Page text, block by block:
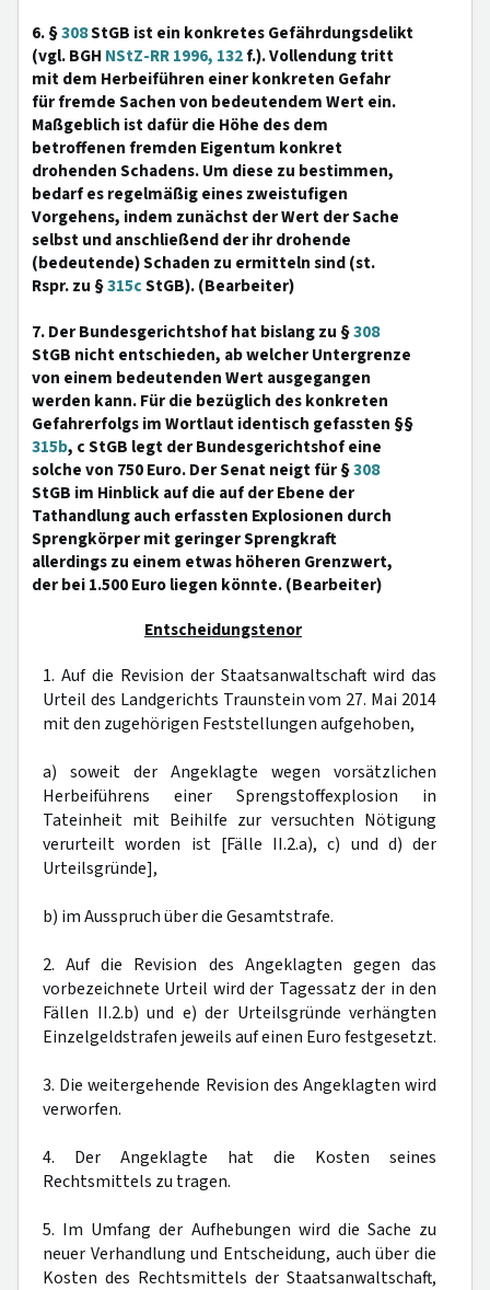
6. §308StGB ist ein konkretes Gefährdungsdelikt
(vgl. BGH NStZ-RR 1996, 132f.). Vollendung tritt
mit dem Herbeiführen einer konkreten Gefahr
für fremde Sachen von bedeutendem Wert ein.
Maßgeblich ist dafür die Höhe des dem
betroffenen fremden Eigentum konkret
drohenden Schadens. Um diese zu bestimmen,
bedarf es regelmäßig eines zweistufigen
Vorgehens, indem zunächst der Wert der Sache
selbst und anschließend der ihr drohende
(bedeutende) Schaden zu ermitteln sind (st.
Rspr. zu §315cStGB). (Bearbeiter)
7. Der Bundesgerichtshof hat bislang zu §308
StGB nicht entschieden, ab welcher Untergrenze
von einem bedeutenden Wert ausgegangen
werden kann. Für die bezüglich des konkreten
Gefahrerfolgs im Wortlaut identisch gefassten §§
315b, c StGB legt der Bundesgerichtshof eine
solche von 750 Euro. Der Senat neigt für §308
StGB im Hinblick auf die auf der Ebene der
Tathandlung auch erfassten Explosionen durch
Sprengkörper mit geringer Sprengkraft
allerdings zu einem etwas höheren Grenzwert,
der bei 1.500 Euro liegen könnte. (Bearbeiter)
Entscheidungstenor
1. Auf die Revision der Staatsanwaltschaft wird das
Urteil des Landgerichts Traunstein vom 27. Mai 2014
mit den zugehörigen Feststellungen aufgehoben,
a) soweit der Angeklagte wegen vorsätzlichen
Herbeiführens einer Sprengstoffexplosion in
Tateinheit mit Beihilfe zur versuchten Nötigung
verurteilt worden ist [Fälle II.2.a), c) und d) der
Urteilsgründe],
b) im Ausspruch über die Gesamtstrafe.
2. Auf die Revision des Angeklagten gegen das
vorbezeichnete Urteil wird der Tagessatz der in den
Fällen II.2.b) und e) der Urteilsgründe verhängten
Einzelgeldstrafen jeweils auf einen Euro festgesetzt.
3. Die weitergehende Revision des Angeklagten wird
verworfen.
4. Der Angeklagte hat die Kosten seines
Rechtsmittels zu tragen.
5. Im Umfang der Aufhebungen wird die Sache zu
neuer Verhandlung und Entscheidung, auch über die
Kosten des Rechtsmittels der Staatsanwaltschaft,